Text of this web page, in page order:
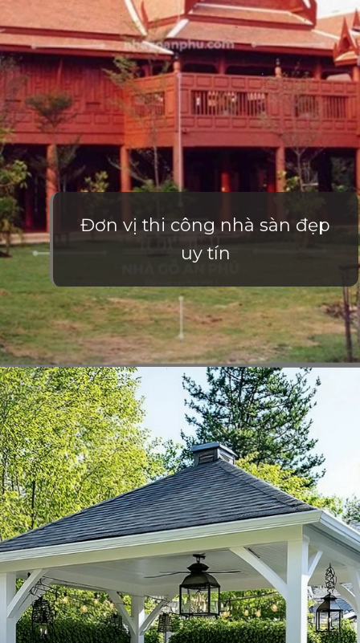
Đơn vị thi công nhà sàn đẹp
uy tín
Đang mở